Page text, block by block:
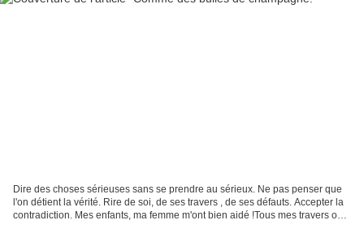
Dire des choses sérieuses sans se prendre au sérieux. Ne pas penser que
l'on détient la vérité. Rire de soi, de ses travers , de ses défauts. Accepter la
contradiction. Mes enfants, ma femme m'ont bien aidé !Tous mes travers ont